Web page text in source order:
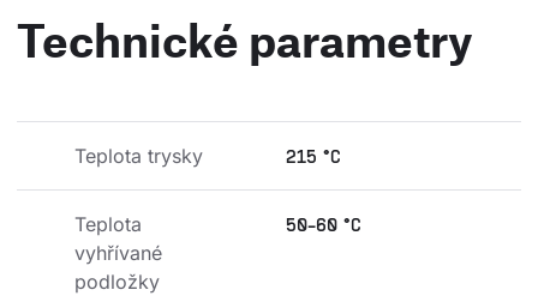
Technické parametry
Teplota trysky 215 °C
Teplota
vyhřívané
podložky
50-60 °C